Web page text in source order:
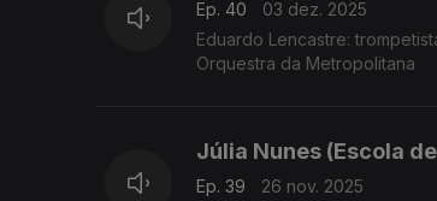
Ep. 40
03 dez. 2025
Eduardo Lencastre:
Orquestra da Metropolitana
Júlia Nunes (Escola
Ep. 39 26 nov. 2025